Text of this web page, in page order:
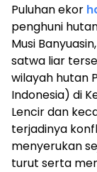
Puluhan ekor
penghuni
Musi
satwa liar
wilayah hutan
Indonesia) di
Lencir dan
terjadinya
menyerukan
turut serta